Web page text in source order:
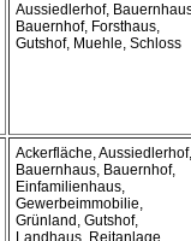
Aussiedlerhof,
Bauernhof, Forsthaus,
Gutshof, Muehle, Schloss
Ackerfläche, Aussiedlerhof,
Bauernhaus, Bauernhof,
Einfamilienhaus,
Gewerbeimmobilie,
Grünland, Gutshof,
Landhaus, Reitanlage,